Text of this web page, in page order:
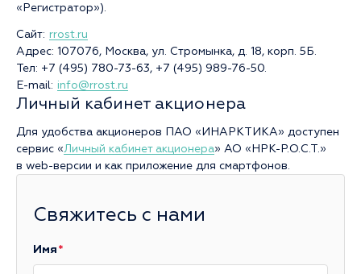
«Регистратор»).
Сайт: rrost.ru
Адрес: 107076, Москва, ул. Стромынка, д. 18, корп. 5Б.
Тел: +7 (495) 780-73-63, +7 (495) 989-76-50.
E-mail: info@rrost.ru
Личный кабинет акционера
Для удобства акционеров ПАО «ИНАРКТИКА» доступен
сервис «Личный кабинет акционера» АО «НРК-Р.О.С.Т.»
в web-версии и как приложение для смартфонов.
Свяжитесь с нами
Имя